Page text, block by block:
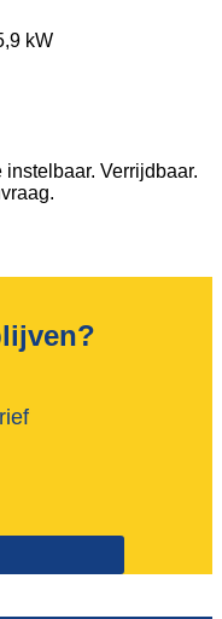
kW
instelbaar. Verrijdbaar.